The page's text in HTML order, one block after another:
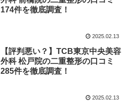
174件を徹底調査！
2025.02.13
【評判悪い？】TCB東京中央美容
外科 松戸院の二重整形の口コミ
285件を徹底調査！
2025.02.13